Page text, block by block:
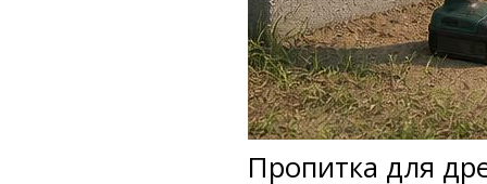
Пропитка для